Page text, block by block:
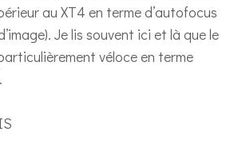
au XT4 en terme d’autofocus
Je lis souvent ici et là que le
véloce en terme